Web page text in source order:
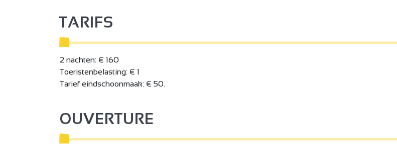
een panorama van 180 graden over het dorp en de vallei van de Doux zonder inkijk.
TARIFS
2 nachten: € 160
Toeristenbelasting: € 1
Tarief eindschoonmaak: € 50.
OUVERTURE